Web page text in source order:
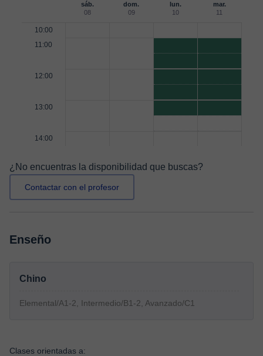
sáb.
08
dom.
09
lun.
10
mar.
11
10:00
11:00
12:00
13:00
14:00
¿No encuentras la disponibilidad que buscas?
Contactar con el profesor
Enseño
Chino
Elemental/A1-2, Intermedio/B1-2, Avanzado/C1
Clases orientadas a: